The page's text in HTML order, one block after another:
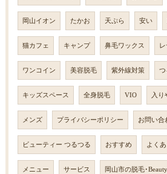
岡山イオン たかお 天ぷら 安い
猫カフェ キャンプ 鼻毛ワックス
ワンコイン 美容脱毛 紫外線対策 つ
キッズスペース 全身脱毛 VIO 入り
メンズ プライバシーポリシー お問い合
ビューティー つるつる おすすめ よく
メニュー サービス 岡山市の脱毛･